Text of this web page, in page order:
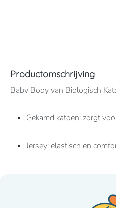
Productomschrijving
Baby Body van Biologisch
Gekamd katoen: zorgt
Jersey: elastisch en